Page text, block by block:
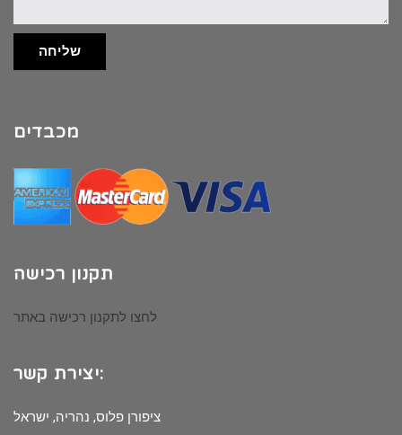
שליחה
מכבדים
תקנון רכישה
לחצו לתקנון רכישה באתר
יצירת קשר:
ציפורן פלוס, נהריה, ישראל